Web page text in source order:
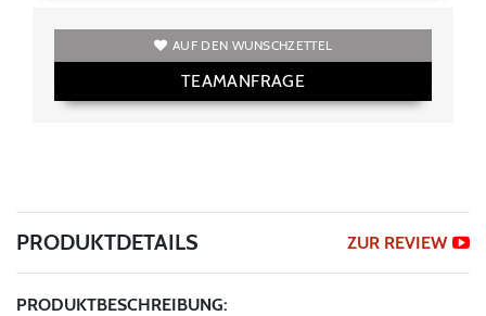
AUF DEN WUNSCHZETTEL
TEAMANFRAGE
PRODUKTDETAILS ZUR REVIEW
PRODUKTBESCHREIBUNG: